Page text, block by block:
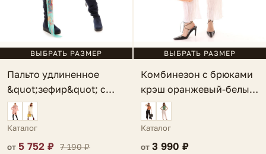
ВЫБРАТЬ РАЗМЕР
Пальто удлиненное
&quot;зефир&quot; с
мехом мятное Fondi
Каталог
от 5 752 ₽ 7 190 ₽
ВЫБРАТЬ РАЗМЕР
Комбинезон с брюками
крэш оранжевый-белый
Riesa
Каталог
от 3 990 ₽